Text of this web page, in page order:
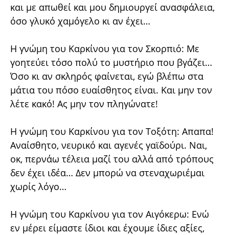
και με απωθεί και μου δημιουργεί ανασφάλεια,
όσο γλυκό χαμόγελο κι αν έχει…
Η γνώμη του Καρκίνου για τον Σκορπιό: Με
γοητεύει τόσο πολύ το μυστήριο που βγάζει…
Όσο κι αν σκληρός φαίνεται, εγώ βλέπω στα
μάτια του πόσο ευαίσθητος είναι. Και μην τον
λέτε κακό! Ας μην τον πληγώνατε!
Η γνώμη του Καρκίνου για τον Τοξότη: Απαπα!
Αναίσθητο, νευρικό και αγενές γαϊδούρι. Ναι,
οκ, περνάω τέλεια μαζί του αλλά από τρόπους
δεν έχει ιδέα… Δεν μπορώ να στεναχωριέμαι
χωρίς λόγο…
Η γνώμη του Καρκίνου για τον Αιγόκερω: Ενώ
εν μέρει είμαστε ίδιοι και έχουμε ίδιες αξίες,